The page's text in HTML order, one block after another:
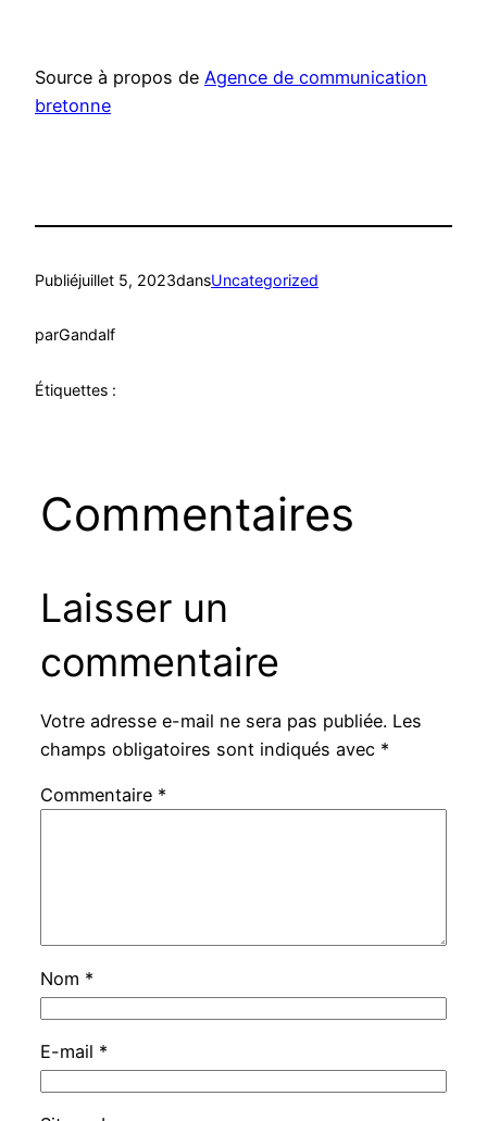
Source à propos de Agence de communication
bretonne
Publiéjuillet 5, 2023dansUncategorized
parGandalf
Étiquettes :
Commentaires
Laisser un
commentaire
Votre adresse e-mail ne sera pas publiée. Les
champs obligatoires sont indiqués avec *
Commentaire *
Nom *
E-mail *